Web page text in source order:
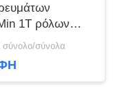
1T ρόλων
στο κάρρο
σύνολο/σύνολα